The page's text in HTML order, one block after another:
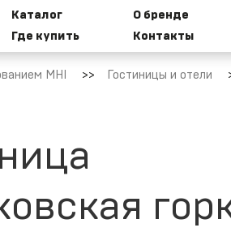
Каталог
сплит-
Мультисплит-
О бренде
компании
Где купить
Контакты
MHI Гостиницы и отели